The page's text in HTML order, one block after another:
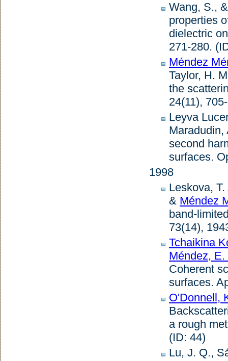
Wang, S.,
properties
dielectric
271-280.
Méndez
Taylor, H.
the
24(11),
Leyva
second
surfaces.
1998
Leskova,
& Méndez
band-
73(14),
Tchaikina
Méndez, E.
Coherent
surfaces.
O'Donnell,
a rough
(ID: 44)
Lu, J. Q.,